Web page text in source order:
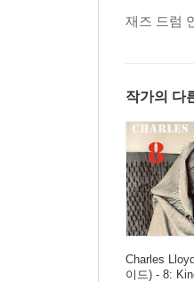
재즈 드럼
작가의 다
Charles
이드) - 8: